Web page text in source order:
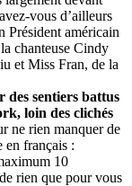
vous d’ailleurs
Président américain
chanteuse Cindy
et Miss Fran, de la
des sentiers battus
loin des clichés
ne rien manquer de
en français :
10
rien que pour vous